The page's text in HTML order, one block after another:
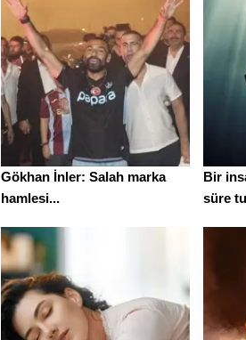
Gökhan İnler: Salah marka
hamlesi...
Bir
süre